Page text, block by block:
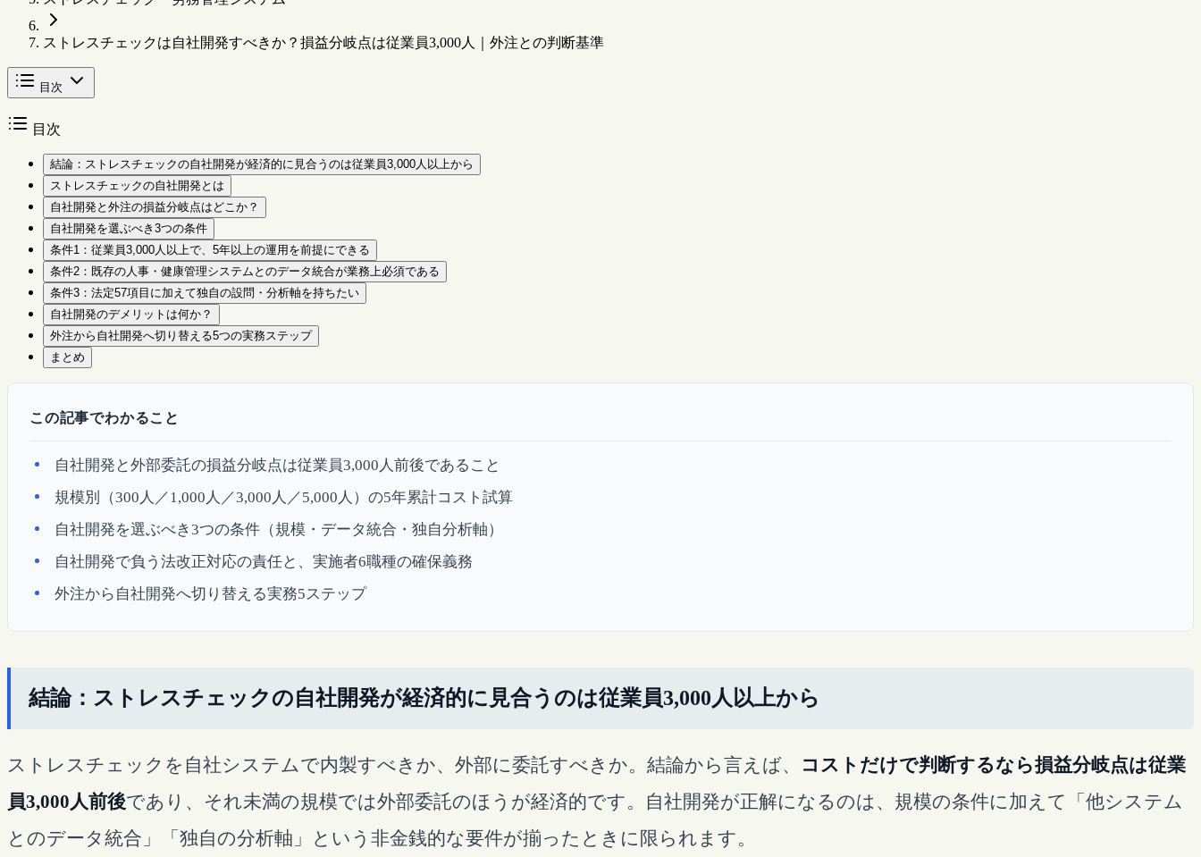
ストレスチェックは自社開発すべきか？損益分岐点は従業員3,000人｜外注との判断基準
目次
目次
結論：ストレスチェックの自社開発が経済的に見合うのは従業員3,000人以上から
ストレスチェックの自社開発とは
自社開発と外注の損益分岐点はどこか？
自社開発を選ぶべき3つの条件
条件1：従業員3,000人以上で、5年以上の運用を前提にできる
条件2：既存の人事・健康管理システムとのデータ統合が業務上必須である
条件3：法定57項目に加えて独自の設問・分析軸を持ちたい
自社開発のデメリットは何か？
外注から自社開発へ切り替える5つの実務ステップ
まとめ
この記事でわかること
自社開発と外部委託の損益分岐点は従業員3,000人前後であること
規模別（300人／1,000人／3,000人／5,000人）の5年累計コスト試算
自社開発を選ぶべき3つの条件（規模・データ統合・独自分析軸）
自社開発で負う法改正対応の責任と、実施者6職種の確保義務
外注から自社開発へ切り替える実務5ステップ
結論：ストレスチェックの自社開発が経済的に見合うのは従業員3,000人以上から
ストレスチェックを自社システムで内製すべきか、外部に委託すべきか。結論から言えば、
コストだけで判断するなら損益分岐点は従業
員3,000人前後であり、それ未満の規模では外部委託のほうが経済的です。自社開発が正解になるのは、規模の条件に加えて「他システム
とのデータ統合」「独自の分析軸」という非金銭的な要件が揃ったときに限られます。